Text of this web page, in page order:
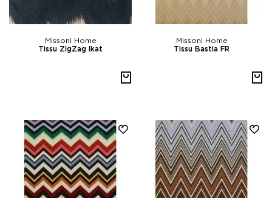
Missoni Home
Tissu ZigZag Ikat
Missoni Home
Tissu Bastia FR